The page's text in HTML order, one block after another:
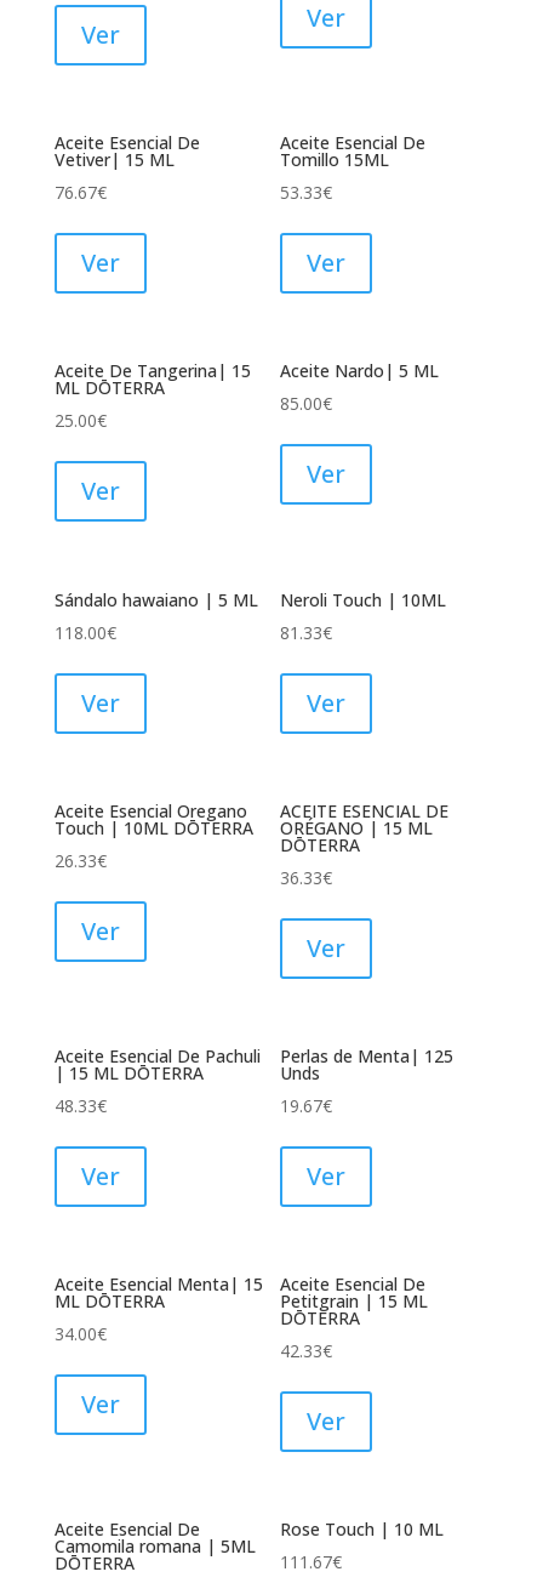
Ver
Ver
Aceite Esencial De
Vetiver| 15 ML
76.67€
Ver
Aceite Esencial De
Tomillo 15ML
53.33€
Ver
Aceite De Tangerina| 15
ML DŌTERRA
25.00€
Ver
Aceite Nardo| 5 ML
85.00€
Ver
Sándalo hawaiano | 5 ML
118.00€
Ver
Neroli Touch | 10ML
81.33€
Ver
Aceite Esencial Oregano
Touch | 10ML DŌTERRA
26.33€
Ver
ACEITE ESENCIAL DE
ORÉGANO | 15 ML
DŌTERRA
36.33€
Ver
Aceite Esencial De Pachuli
| 15 ML DŌTERRA
48.33€
Ver
Perlas de Menta| 125
Unds
19.67€
Ver
Aceite Esencial Menta| 15
ML DŌTERRA
34.00€
Ver
Aceite Esencial De
Petitgrain | 15 ML
DŌTERRA
42.33€
Ver
Aceite Esencial De
Camomila romana | 5ML
DŌTERRA
Rose Touch | 10 ML
111.67€